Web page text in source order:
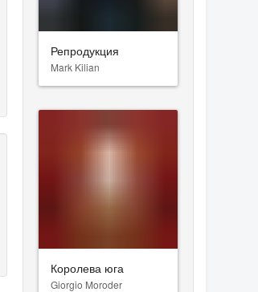
Репродукция
Mark Kilian
Королева юга
Giorgio Moroder